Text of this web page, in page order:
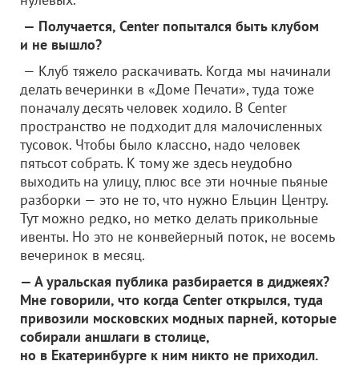
— Получается, Center попытался быть клубом
и не вышло?
— Клуб тяжело раскачивать. Когда мы начинали
делать вечеринки в «Доме Печати», туда тоже
поначалу десять человек ходило. В Center
пространство не подходит для малочисленных
тусовок. Чтобы было классно, надо человек
пятьсот собрать. К тому же здесь неудобно
выходить на улицу, плюс все эти ночные пьяные
разборки — это не то, что нужно Ельцин Центру.
Тут можно редко, но метко делать прикольные
ивенты. Но это не конвейерный поток, не восемь
вечеринок в месяц.
— А уральская публика разбирается в диджеях?
Мне говорили, что когда Center открылся, туда
привозили московских модных парней, которые
собирали аншлаги в столице,
но в Екатеринбурге к ним никто не приходил.